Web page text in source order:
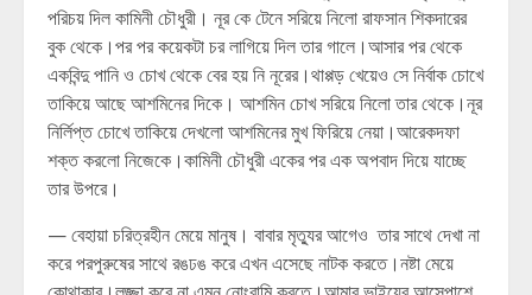
পরিচয় দিল কামিনী চৌধুরী। নূর কে টেনে সরিয়ে নিলো রাফসান শিকদারের
বুক থেকে।পর পর কয়েকটা চর লাগিয়ে দিল তার গালে।আসার পর থেকে
একবিন্দু পানি ও চোখ থেকে বের হয় নি নূরের।থাপ্পড় খেয়েও সে নির্বাক চোখে
তাকিয়ে আছে আশমিনের দিকে। আশমিন চোখ সরিয়ে নিলো তার থেকে।নূর
নির্লিপ্ত চোখে তাকিয়ে দেখলো আশমিনের মুখ ফিরিয়ে নেয়া।আরেকদফা
শক্ত করলো নিজেকে।কামিনী চৌধুরী একের পর এক অপবাদ দিয়ে যাচ্ছে
তার উপরে।
— বেহায়া চরিত্রহীন মেয়ে মানুষ। বাবার মৃত্যুর আগেও তার সাথে দেখা না
করে পরপুরুষের সাথে রঙঢঙ করে এখন এসেছে নাটক করতে।নষ্টা মেয়ে